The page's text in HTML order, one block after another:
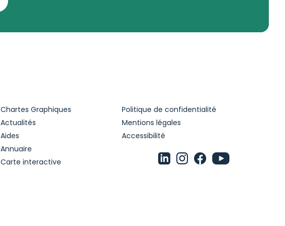
Chartes Graphiques
Actualités
Aides
Annuaire
Carte interactive
Politique de confidentialité
Mentions légales
Accessibilité